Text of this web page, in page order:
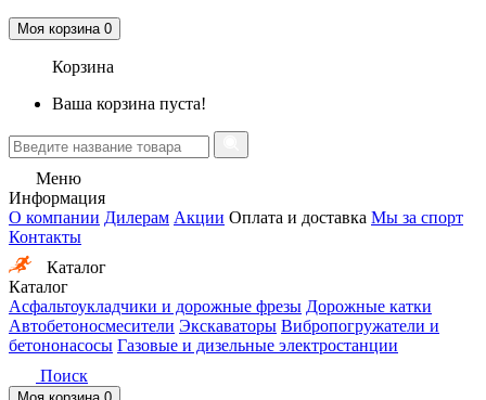
Моя корзина 0
Корзина
Ваша корзина пуста!
Меню
Информация
О компании Дилерам Акции Оплата и доставка Мы за спорт
Контакты
Каталог
Каталог
Асфальтоукладчики и дорожные фрезы Дорожные катки
Автобетоносмесители Экскаваторы Вибропогружатели и
бетононасосы Газовые и дизельные электростанции
Поиск